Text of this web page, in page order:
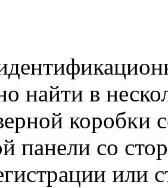
найти в
коробки
панели со
или